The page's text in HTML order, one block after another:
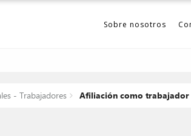
Sobre nosotros
- Trabajadores Afiliación como trabajador